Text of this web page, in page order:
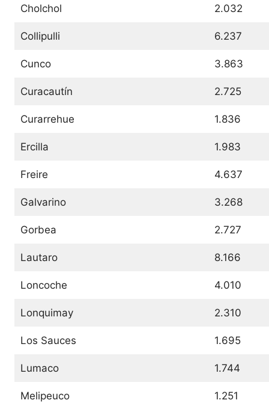
Cholchol 2.032
Collipulli 6.237
Cunco 3.863
Curacautín 2.725
Curarrehue 1.836
Ercilla 1.983
Freire 4.637
Galvarino 3.268
Gorbea 2.727
Lautaro 8.166
Loncoche 4.010
Lonquimay 2.310
Los Sauces 1.695
Lumaco 1.744
Melipeuco 1.251